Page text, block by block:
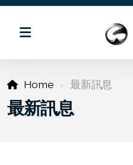
Home 最新訊息
最新訊息